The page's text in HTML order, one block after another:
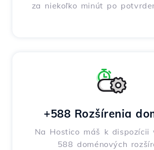
za niekoľko minút po
+588 Rozšírenia
Na Hostico máš k dispozícii
588 doménových